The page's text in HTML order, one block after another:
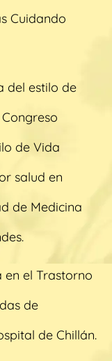
Cuidando
del estilo de
de Vida
salud en
de Medicina
en el Trastorno
de
de Chillán.